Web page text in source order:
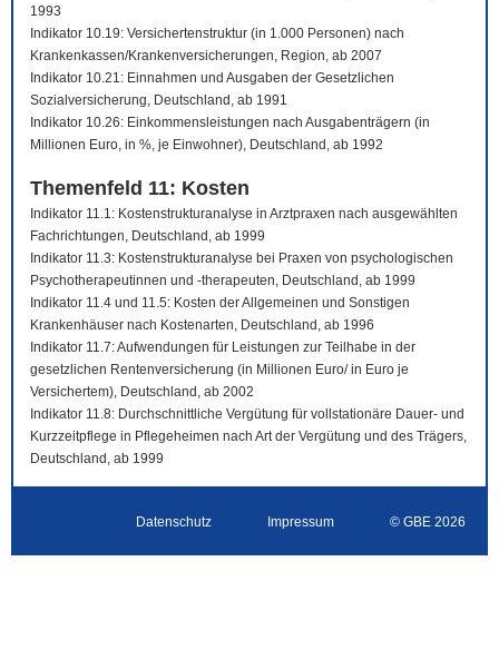
1993
Indikator 10.19: Versichertenstruktur (in 1.000 Personen) nach
Krankenkassen/Krankenversicherungen, Region, ab 2007
Indikator 10.21: Einnahmen und Ausgaben der Gesetzlichen
Sozialversicherung, Deutschland, ab 1991
Indikator 10.26: Einkommensleistungen nach Ausgabenträgern (in
Millionen Euro, in %, je Einwohner), Deutschland, ab 1992
Themenfeld 11: Kosten
Indikator 11.1: Kostenstrukturanalyse in Arztpraxen nach ausgewählten
Fachrichtungen, Deutschland, ab 1999
Indikator 11.3: Kostenstrukturanalyse bei Praxen von psychologischen
Psychotherapeutinnen und -therapeuten, Deutschland, ab 1999
Indikator 11.4 und 11.5: Kosten der Allgemeinen und Sonstigen
Krankenhäuser nach Kostenarten, Deutschland, ab 1996
Indikator 11.7: Aufwendungen für Leistungen zur Teilhabe in der
gesetzlichen Rentenversicherung (in Millionen Euro/ in Euro je
Versichertem), Deutschland, ab 2002
Indikator 11.8: Durchschnittliche Vergütung für vollstationäre Dauer- und
Kurzzeitpflege in Pflegeheimen nach Art der Vergütung und des Trägers,
Deutschland, ab 1999
Datenschutz Impressum © GBE 2026